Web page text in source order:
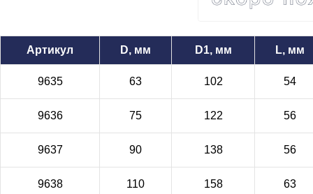
Артикул D, мм D1, мм L, мм
9635 63 102 54
9636 75 122 56
9637 90 138 56
9638 110 158 63